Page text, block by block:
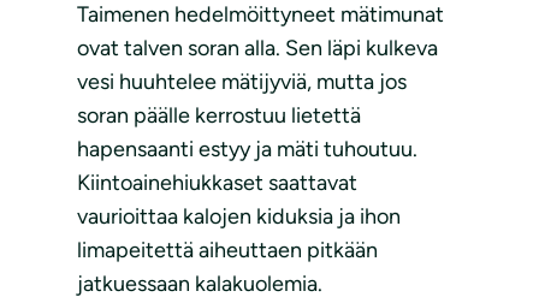
Taimenen hedelmöittyneet mätimunat
ovat talven soran alla. Sen läpi kulkeva
vesi huuhtelee mätijyviä, mutta jos
soran päälle kerrostuu lietettä
hapensaanti estyy ja mäti tuhoutuu.
Kiintoainehiukkaset saattavat
vaurioittaa kalojen kiduksia ja ihon
limapeitettä aiheuttaen pitkään
jatkuessaan kalakuolemia.